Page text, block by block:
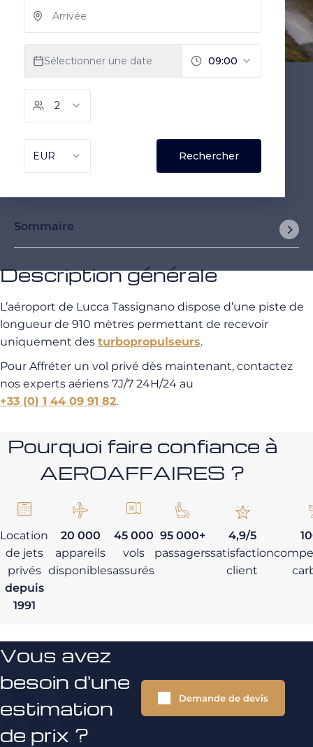
Sommaire
Description générale
L’aéroport de Lucca Tassignano dispose d’une piste de
longueur de 910 mètres permettant de recevoir
uniquement des turbopropulseurs.
Pour Affréter un vol privé dès maintenant, contactez
nos experts aériens 7J/7 24H/24 au
+33 (0) 1 44 09 91 82.
Pourquoi faire confiance à
AEROAFFAIRES ?
Location
de jets
privés
depuis
1991
20 000
appareils
disponibles
45 000
vols
assurés
95 000+
passagers
4,9/5
satisfaction
client
Vous avez
besoin d'une
estimation
de prix ?
Demande de devis